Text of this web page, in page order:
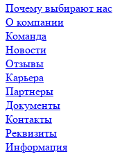
Почему выбирают нас
О компании
Команда
Новости
Отзывы
Карьера
Партнеры
Документы
Контакты
Реквизиты
Информация